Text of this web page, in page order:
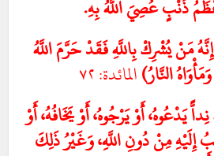
ذَنْبٍ عُصِيَ اللَّهُ بِهِ.
مَنْ يُشْرِكْ بِاللَّهِ فَقَدْ حَرَّمَ اللَّهُ
النَّارُ)المائدة: ٧٢
يَدْعُوهُ، أَوْ يَرْجُوهُ، أَوْ يَخَافُهُ، أَوْ
إِلَيْهِ مِنْ دُونِ اللَّهِ، وَغَيْرُ ذَلِكَ